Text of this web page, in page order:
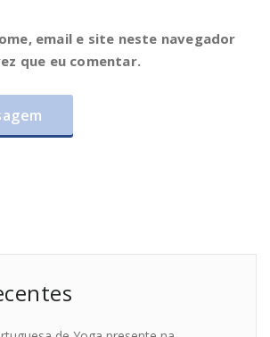
email e site neste navegador
que eu comentar.